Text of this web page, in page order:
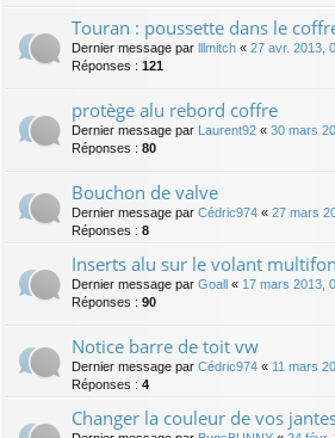
Touran : poussette dans le
Dernier message par lllmitch « 27 avr. 2013,
Réponses : 121
protège alu rebord coffre
Dernier message par Laurent92 « 30 mars
Réponses : 80
Bouchon de valve
Dernier message par Cédric974 « 27 mars
Réponses : 8
Inserts alu sur le volant
Dernier message par Goall « 17 mars 2013,
Réponses : 90
Notice barre de toit vw
Dernier message par Cédric974 « 11 mars
Réponses : 4
Changer la couleur de vos